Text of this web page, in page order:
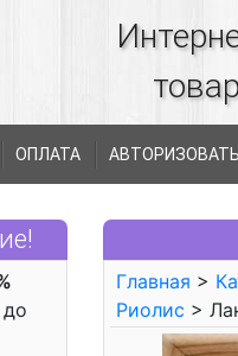
ОПЛАТА
Главная >
Риолис >